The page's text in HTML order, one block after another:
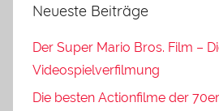
Neueste Beiträge
Der Super Mario Bros. Film –
Videospielverfilmung
Die besten Actionfilme der